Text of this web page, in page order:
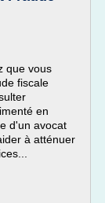
que vous
fiscale
en
d'un avocat
à atténuer